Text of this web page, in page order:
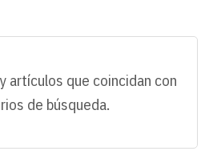
artículos que coincidan con
de búsqueda.